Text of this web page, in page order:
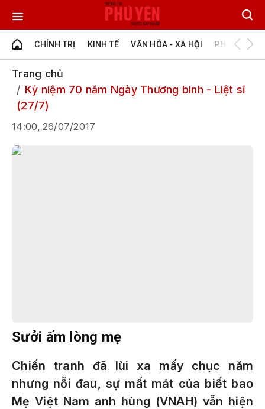
CHÍNH TRỊ KINH TẾ VĂN HÓA - XÃ HỘI PHÚ YÊN -
Trang chủ
Kỷ niệm 70 năm Ngày Thương binh - Liệt sĩ
(27/7)
14:00, 26/07/2017
Sưởi ấm lòng mẹ
Chiến tranh đã lùi xa mấy chục năm
nhưng nỗi đau, sự mất mát của biết bao
Mẹ Việt Nam anh hùng (VNAH) vẫn hiện